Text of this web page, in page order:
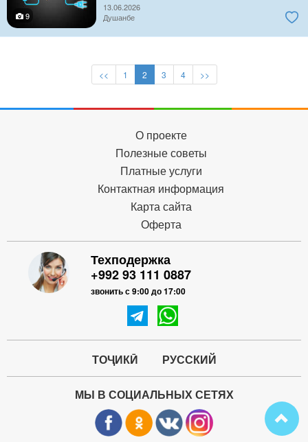
13.06.2026
9
Душанбе
<< 1 2 3 4 >>
О проекте
Полезные советы
Платные услуги
Контактная информация
Карта сайта
Оферта
Техподержка
+992 93 111 0887
звонить с 9:00 до 17:00
ТОҶИКӢ РУССКИЙ
МЫ В СОЦИАЛЬНЫХ СЕТЯХ